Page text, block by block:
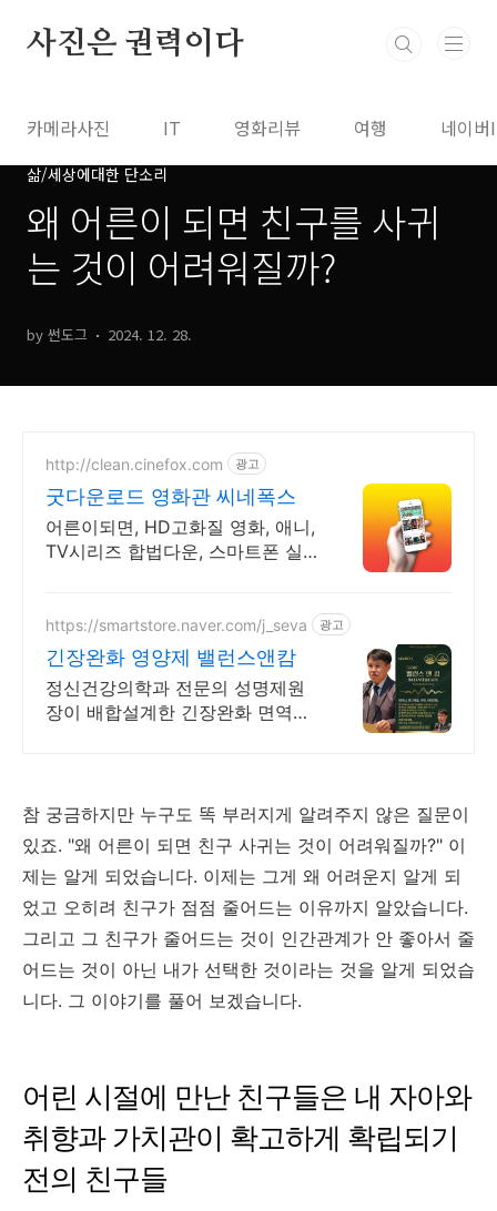
사진은 권력이다
카메라사진 IT 영화리뷰 여행 네이
삶/세상에대한 단소리
왜 어른이 되면 친구를 사귀
는 것이 어려워질까?
by 썬도그 2024. 12. 28.
http://clean.cinefox.com 광고
굿다운로드 영화관 씨네폭스
어른이되면, HD고화질 영화, 애니,
TV시리즈 합법다운, 스마트폰 실
https://smartstore.naver.com/j_seva 광고
긴장완화 영양제 밸런스앤캄
정신건강의학과 전문의 성명제원
장이 배합설계한 긴장완화 면역기
참 궁금하지만 누구도 똑 부러지게 알려주지 않은 질문이
있죠. "왜 어른이 되면 친구 사귀는 것이 어려워질까?" 이
제는 알게 되었습니다. 이제는 그게 왜 어려운지 알게 되
었고 오히려 친구가 점점 줄어드는 이유까지 알았습니다.
그리고 그 친구가 줄어드는 것이 인간관계가 안 좋아서 줄
어드는 것이 아닌 내가 선택한 것이라는 것을 알게 되었습
니다. 그 이야기를 풀어 보겠습니다.
어린 시절에 만난 친구들은 내 자아와
취향과 가치관이 확고하게 확립되기
전의 친구들